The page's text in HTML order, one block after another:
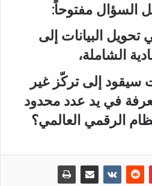
السؤال مفتوحاً:
البيانات إلى
الشاملة،
سيقود إلى تركّز غير
في يد عدد محدود
الرقمي العالمي؟